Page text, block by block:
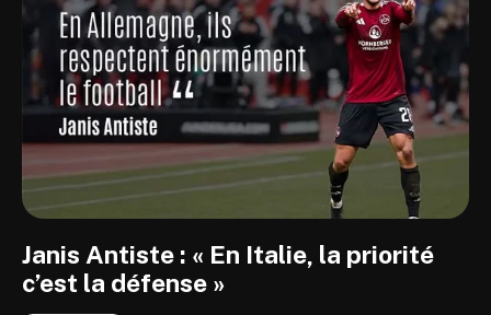
Janis Antiste : « En Italie, la priorité
c’est la défense »